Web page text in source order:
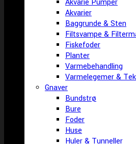
Akvarie Pumper
Akvarier
Baggrunde & Sten
Filtsvampe &
Fiskefoder
Planter
Varmebehandling
Varmelegemer &
Gnaver
Bundstrø
Bure
Foder
Huse
Huler & Tunneller